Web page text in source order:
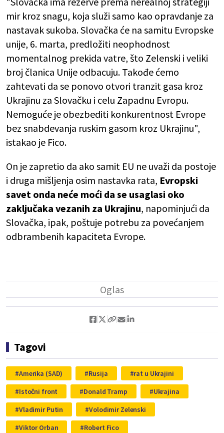
mir kroz snagu, koja služi samo kao opravdanje za
nastavak sukoba. Slovačka će na samitu Evropske
unije, 6. marta, predložiti neophodnost
momentalnog prekida vatre, što Zelenski i veliki
broj članica Unije odbacuju. Takođe ćemo
zahtevati da se ponovo otvori tranzit gasa kroz
Ukrajinu za Slovačku i celu Zapadnu Evropu.
Nemoguće je obezbediti konkurentnost Evrope
bez snabdevanja ruskim gasom kroz Ukrajinu",
istakao je Fico.
On je zapretio da ako samit EU ne uvaži da postoje
i druga mišljenja osim nastavka rata, Evropski
savet onda neće moći da se usaglasi oko
zaključaka vezanih za Ukrajinu, napominjući da
Slovačka, ipak, poštuje potrebu za povećanjem
odbrambenih kapaciteta Evrope.
Tagovi
Amerika (SAD) Rusija
rat u Ukrajini
Istočni front
Donald Tramp
Ukrajina
Vladimir Putin
Volodimir Zelenski
Viktor Orban
Robert Fico